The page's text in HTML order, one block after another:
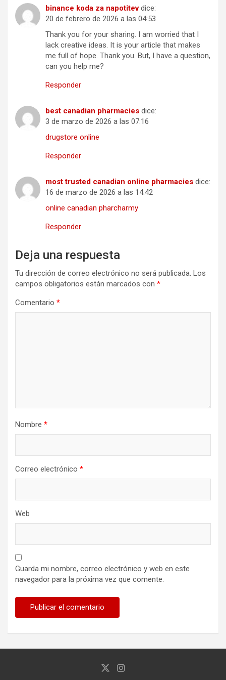
binance koda za napotitev dice:
20 de febrero de 2026 a las 04:53
Thank you for your sharing. I am worried that I
lack creative ideas. It is your article that makes
me full of hope. Thank you. But, I have a question,
can you help me?
Responder
best canadian pharmacies dice:
3 de marzo de 2026 a las 07:16
drugstore online
Responder
most trusted canadian online pharmacies dice:
16 de marzo de 2026 a las 14:42
online canadian pharcharmy
Responder
Deja una respuesta
Tu dirección de correo electrónico no será publicada. Los
campos obligatorios están marcados con *
Comentario *
Nombre *
Correo electrónico *
Web
Guarda mi nombre, correo electrónico y web en este
navegador para la próxima vez que comente.